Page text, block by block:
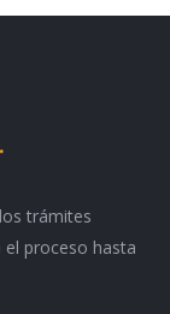
trámites
proceso hasta